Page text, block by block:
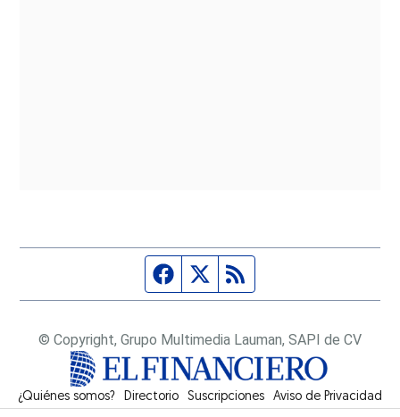
Página de Facebook
Fuente Twitter
© Copyright, Grupo Multimedia Lauman, SAPI de CV
¿Quiénes somos? Directorio Suscripciones Opens in new window
Aviso de Privacidad